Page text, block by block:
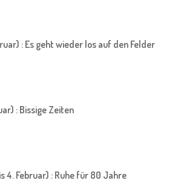
: Es geht wieder los auf den Felder
: Bissige Zeiten
4. Februar) : Ruhe für 80 Jahre